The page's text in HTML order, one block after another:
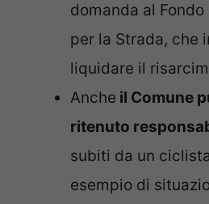
domanda al
per la Strada, che
liquidare il
Anche il Comune
ritenuto
subiti da un
esempio di